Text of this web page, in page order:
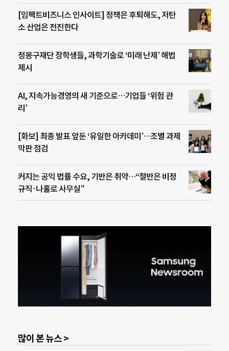
[임팩트비즈니스 인사이트] 정책은 후퇴해도, 저탄
소 산업은 전진한다
정몽구재단 장학생들, 과학기술로 ‘미래 난제’ 해법
제시
AI, 지속가능경영의 새 기준으로…기업들 ‘위험 관
리’
[화보] 최종 발표 앞둔 ‘유일한 아카데미’…조별 과제
막판 점검
커지는 공익 법률 수요, 기반은 취약…“절반은 비정
규직·나홀로 사무실”
많이 본 뉴스 >